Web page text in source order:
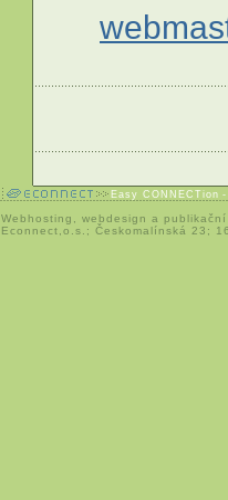
Easy CONNECTion -
Webhosting webdesign a publikační
Econnect,o.s.; Českomalínská 23;